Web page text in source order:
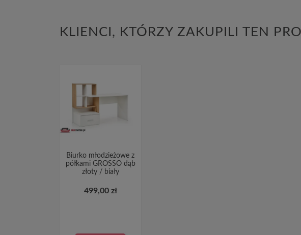
KLIENCI, KTÓRZY ZAKUPILI TEN
Biurko młodzieżowe z
półkami GROSSO dąb
złoty / biały
499,00 zł